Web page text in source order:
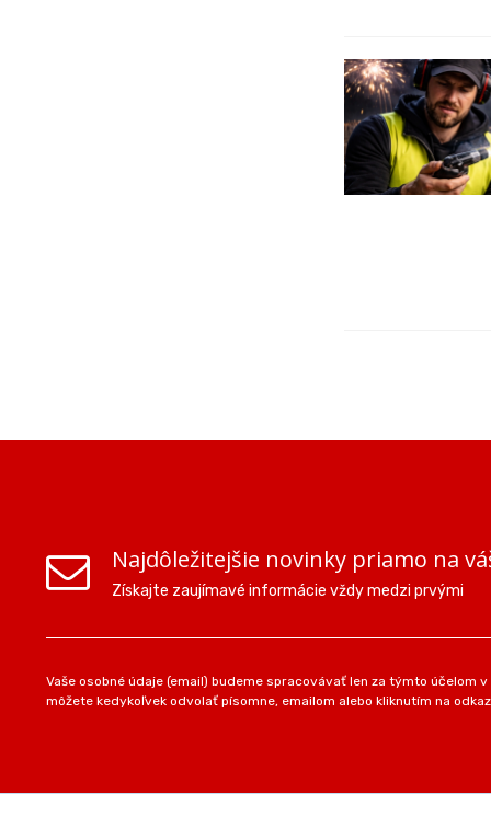
Najdôležitejšie novinky priamo na
Získajte zaujímavé informácie vždy medzi prvými
Vaše osobné údaje (email) budeme spracovávať len za týmto účelom
môžete kedykoľvek odvolať písomne, emailom alebo kliknutím na